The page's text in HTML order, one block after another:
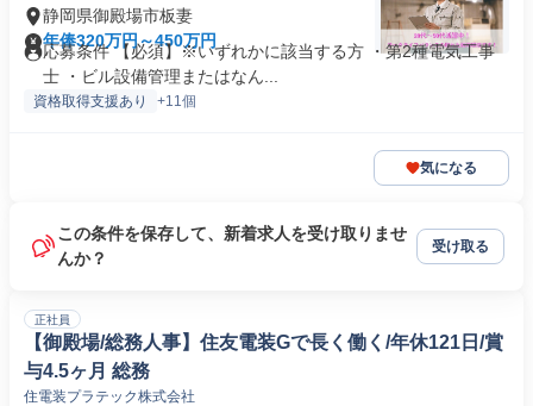
静岡県御殿場市板妻
年俸320万円～450万円
応募条件 【必須】※いずれかに該当する方 ・第2種電気工事
士 ・ビル設備管理またはなん...
資格取得支援あり +11個
気になる
この条件を保存して、新着求人を受け取りませ
んか？
受け取る
正社員
【御殿場/総務人事】住友電装Gで長く働く/年休121日/賞
与4.5ヶ月 総務
住電装プラテック株式会社